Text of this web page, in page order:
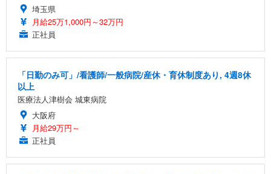
埼玉県
月給25万1,000円～32万円
正社員
「日勤のみ可」/看護師/一般病院/産休・育休制度あり, 4週8休
以上
医療法人津樹会 城東病院
大阪府
月給29万円～
正社員